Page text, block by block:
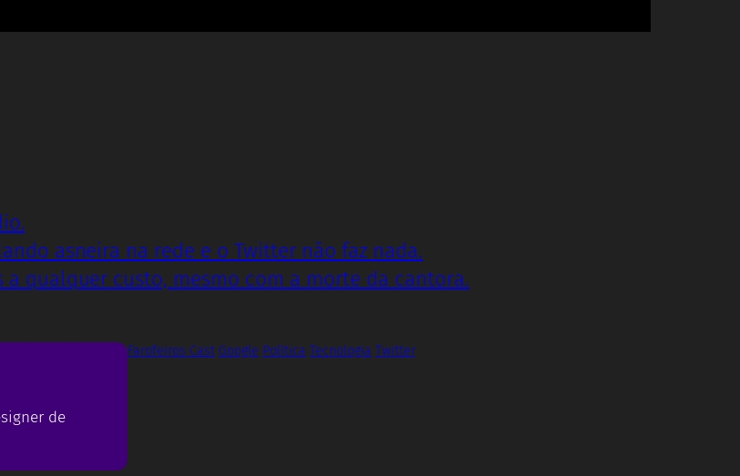
asneira na rede e o Twitter não faz nada.
qualquer custo, mesmo com a morte da cantora.
de
Farofeiros Cast Google Política Tecnologia Twitter